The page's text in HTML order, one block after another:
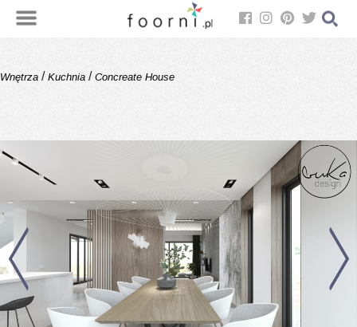
Wnętrza / Kuchnia / Concreate House